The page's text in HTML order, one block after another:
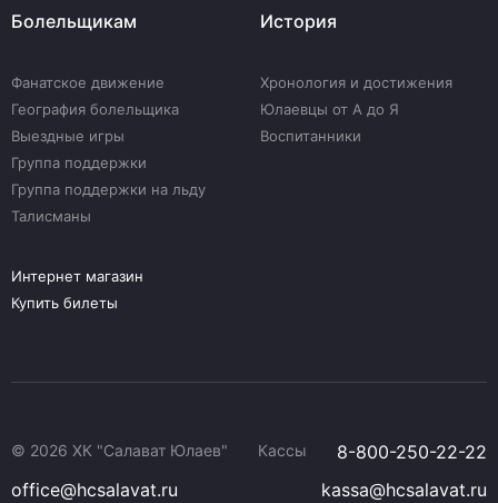
Болельщикам
Фанатское движение
География болельщика
Выездные игры
Группа поддержки
Группа поддержки на льду
Талисманы
История
Хронология и достижения
Юлаевцы от А до Я
Воспитанники
Интернет магазин
Купить билеты
© 2026 ХК "Салават Юлаев" Кассы
8-800-250-22-22
office@hcsalavat.ru
kassa@hcsalavat.ru